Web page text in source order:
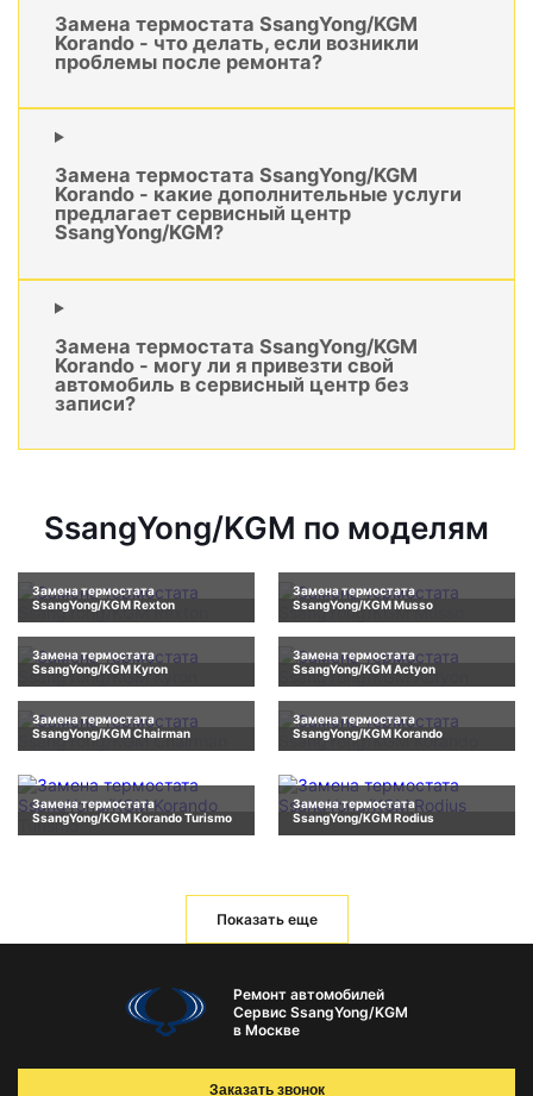
Замена термостата SsangYong/KGM
Korando - что делать, если возникли
проблемы после ремонта?
Замена термостата SsangYong/KGM
Korando - какие дополнительные услуги
предлагает сервисный центр
SsangYong/KGM?
Замена термостата SsangYong/KGM
Korando - могу ли я привезти свой
автомобиль в сервисный центр без
записи?
SsangYong/KGM по моделям
Замена термостата
SsangYong/KGM Rexton
Замена термостата
SsangYong/KGM Musso
Замена термостата
SsangYong/KGM Kyron
Замена термостата
SsangYong/KGM Actyon
Замена термостата
SsangYong/KGM Chairman
Замена термостата
SsangYong/KGM Korando
Замена термостата
SsangYong/KGM Korando Turismo
Замена термостата
SsangYong/KGM Rodius
Показать еще
Ремонт автомобилей
Сервис SsangYong/KGM
в Москве
Заказать звонок